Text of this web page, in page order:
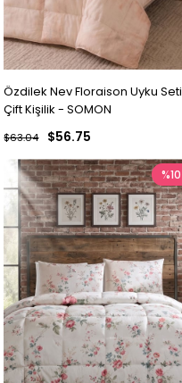
Özdilek Nev Floraison Uyku Seti
Çift Kişilik - SOMON
$56.75
$63.04
%10